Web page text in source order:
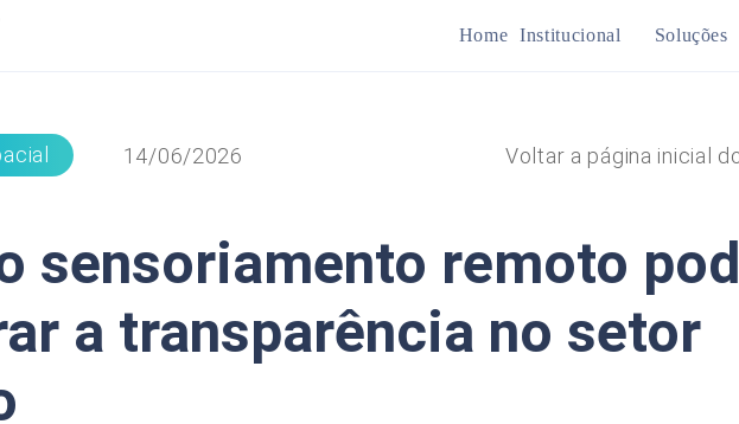
Home Institucional Soluções
14/06/2026 Voltar a página inicial
sensoriamento remoto
a transparência no setor